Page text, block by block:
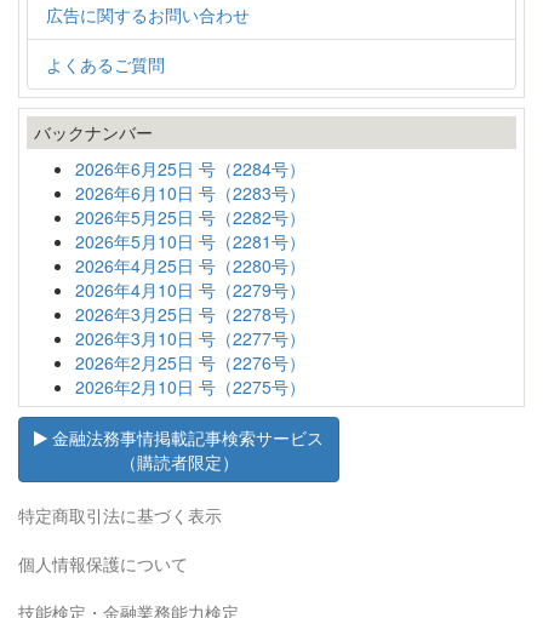
広告に関するお問い合わせ
よくあるご質問
バックナンバー
2026年6月25日 号（2284号）
2026年6月10日 号（2283号）
2026年5月25日 号（2282号）
2026年5月10日 号（2281号）
2026年4月25日 号（2280号）
2026年4月10日 号（2279号）
2026年3月25日 号（2278号）
2026年3月10日 号（2277号）
2026年2月25日 号（2276号）
2026年2月10日 号（2275号）
金融法務事情掲載記事検索サービス
（購読者限定）
特定商取引法に基づく表示
個人情報保護について
技能検定・金融業務能力検定